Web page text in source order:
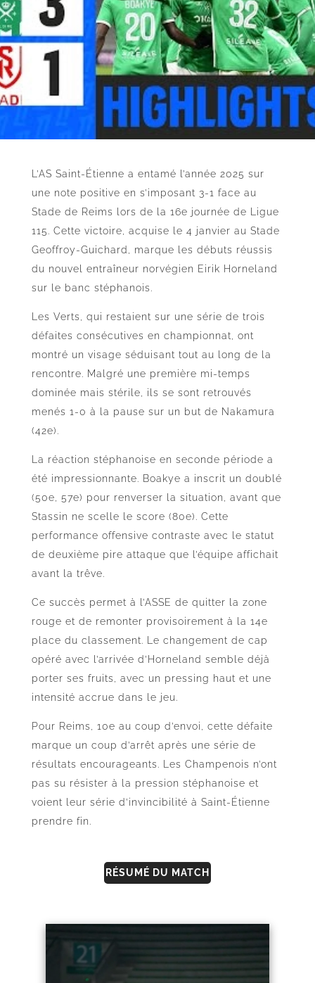
L’AS Saint-Étienne a entamé l’année 2025 sur
une note positive en s’imposant 3-1 face au
Stade de Reims lors de la 16e journée de Ligue
115. Cette victoire, acquise le 4 janvier au Stade
Geoffroy-Guichard, marque les débuts réussis
du nouvel entraîneur norvégien Eirik Horneland
sur le banc stéphanois.
Les Verts, qui restaient sur une série de trois
défaites consécutives en championnat, ont
montré un visage séduisant tout au long de la
rencontre. Malgré une première mi-temps
dominée mais stérile, ils se sont retrouvés
menés 1-0 à la pause sur un but de Nakamura
(42e).
La réaction stéphanoise en seconde période a
été impressionnante. Boakye a inscrit un doublé
(50e, 57e) pour renverser la situation, avant que
Stassin ne scelle le score (80e). Cette
performance offensive contraste avec le statut
de deuxième pire attaque que l’équipe affichait
avant la trêve.
Ce succès permet à l’ASSE de quitter la zone
rouge et de remonter provisoirement à la 14e
place du classement. Le changement de cap
opéré avec l’arrivée d’Horneland semble déjà
porter ses fruits, avec un pressing haut et une
intensité accrue dans le jeu.
Pour Reims, 10e au coup d’envoi, cette défaite
marque un coup d’arrêt après une série de
résultats encourageants. Les Champenois n’ont
pas su résister à la pression stéphanoise et
voient leur série d’invincibilité à Saint-Étienne
prendre fin.
RÉSUMÉ DU MATCH